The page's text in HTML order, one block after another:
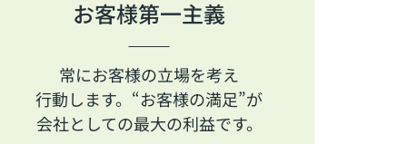
お客様第一主義
常にお客様の立場を考え
行動します。“お客様の満足”が
会社としての最大の利益です。